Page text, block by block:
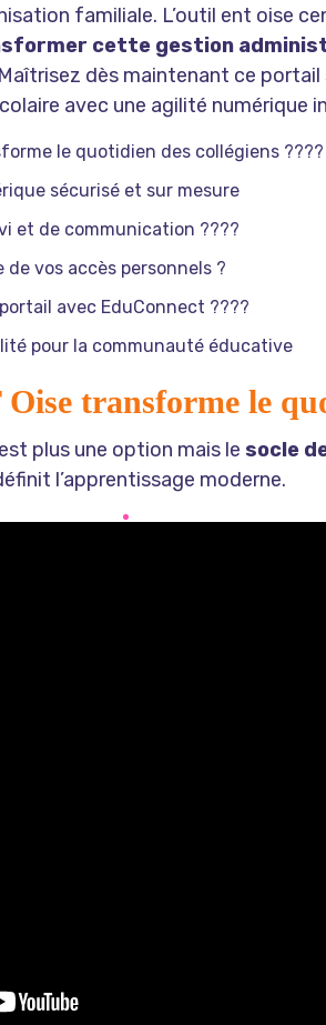
familiale. L’outil ent oise
cette gestion
dès maintenant ce
avec une agilité numérique
le quotidien des collégiens ????
sécurisé et sur mesure
et de communication ????
vos accès personnels ?
avec EduConnect ????
pour la communauté éducative
transforme le
plus une option mais le socle
l’apprentissage moderne.